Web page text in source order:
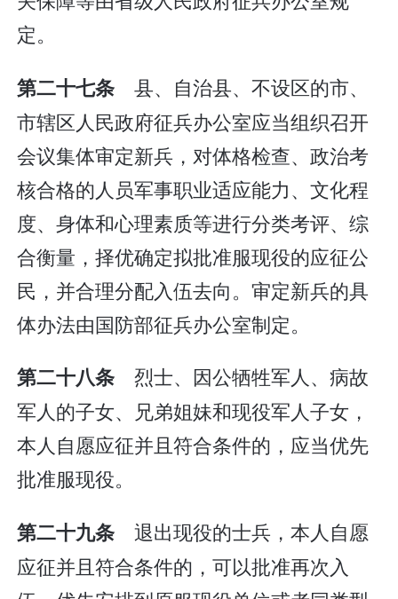
定。
第二十七条 县、自治县、不设区的市、
市辖区人民政府征兵办公室应当组织召开
会议集体审定新兵，对体格检查、政治考
核合格的人员军事职业适应能力、文化程
度、身体和心理素质等进行分类考评、综
合衡量，择优确定拟批准服现役的应征公
民，并合理分配入伍去向。审定新兵的具
体办法由国防部征兵办公室制定。
第二十八条 烈士、因公牺牲军人、病故
军人的子女、兄弟姐妹和现役军人子女，
本人自愿应征并且符合条件的，应当优先
批准服现役。
第二十九条 退出现役的士兵，本人自愿
应征并且符合条件的，可以批准再次入